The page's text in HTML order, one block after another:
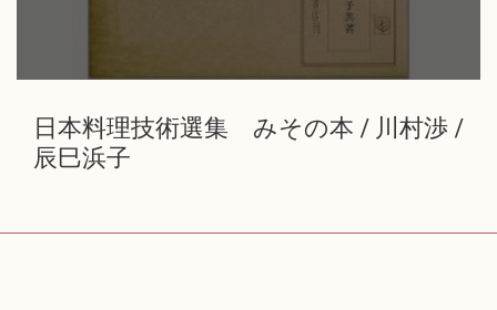
日本料理技術選集 みその本 / 川村渉 /
辰巳浜子